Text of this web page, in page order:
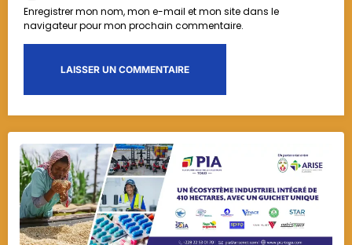
Enregistrer mon nom, mon e-mail et mon site dans le
navigateur pour mon prochain commentaire.